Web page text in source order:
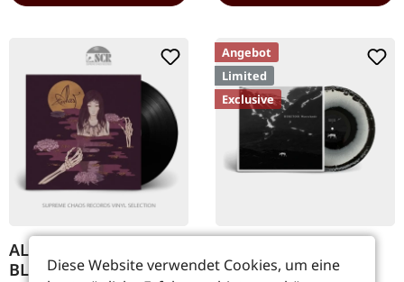
ALCEST · Kodama |
BLACK LP
Angebot
Limited
Exclusive
Wastelands |
Diese Website verwendet Cookies, um eine